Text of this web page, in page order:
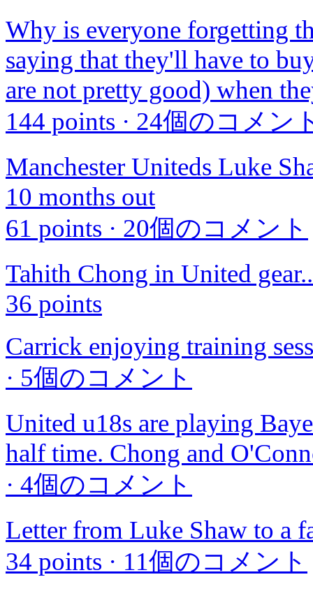
Why is everyone forgetting
saying that they'll have to
are not pretty good) when
144 points · 24個のコメン
Manchester Uniteds Luke
10 months out
61 points · 20個のコメント
Tahith Chong in United
36 points
Carrick enjoying training
· 5個のコメント
United u18s are playing
half time. Chong and
· 4個のコメント
Letter from Luke Shaw to a
34 points · 11個のコメント